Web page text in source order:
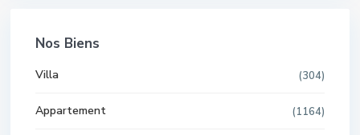
Nos Biens
Villa (304)
Appartement (1164)